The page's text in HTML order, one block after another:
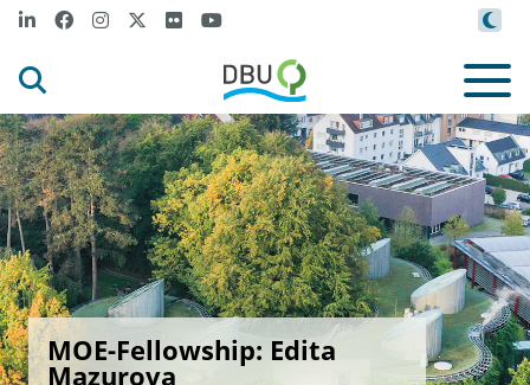
MOE-Fellowship: Edita
Mazurova